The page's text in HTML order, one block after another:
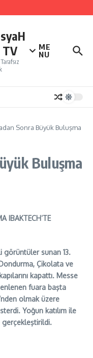
zeka ile yazıldı
TV
ME
NU
Sonra Büyük Buluşma
Buluşma
IBAKTECH’TE
görüntüler sunan 13.
Çikolata ve
kapattı. Messe
fuara başta
olmak üzere
Yoğun katılım ile
gerçekleştirildi.